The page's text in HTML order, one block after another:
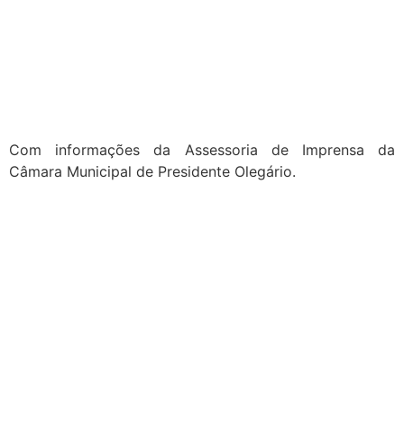
Com informações da Assessoria de Imprensa da
Câmara Municipal de Presidente Olegário.